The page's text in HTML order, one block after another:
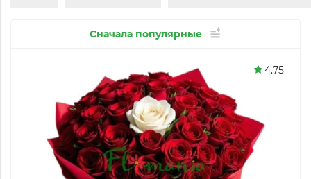
Сначала популярные
4.75